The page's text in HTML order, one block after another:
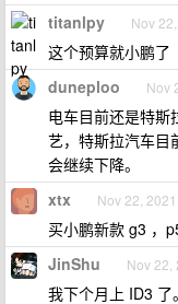
titanlpy Nov
这个预算就小鹏了
duneploo Nov
电车目前还是特斯
艺，特斯拉汽车目
会继续下降。
xtx Nov 22,
买小鹏新款 g3 ，
JinShu Nov 22,
我下个月上 ID3 了。